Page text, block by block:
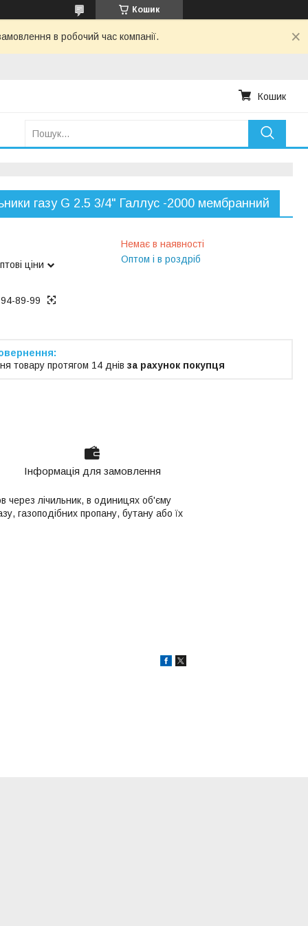
Кошик
в робочий час компанії.
Кошик
газу G 2.5 3/4" Галлус -2000 мембранний
ціни
Немає в наявності
Оптом і в роздріб
89-99
товару протягом 14 днів за рахунок покупця
Інформація для замовлення
через лічильник, в одиницях об'єму
газоподібних пропану, бутану або їх